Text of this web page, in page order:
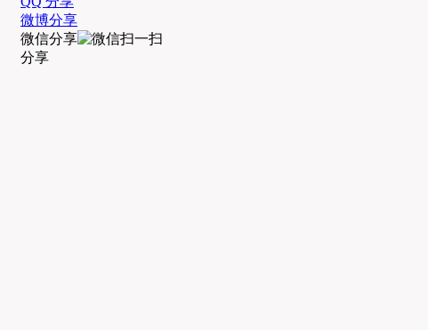
微博分享
微信分享
分享